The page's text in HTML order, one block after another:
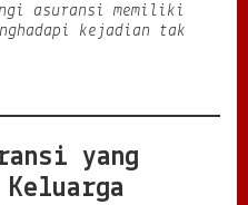
asuransi memiliki
kejadian tak
yang